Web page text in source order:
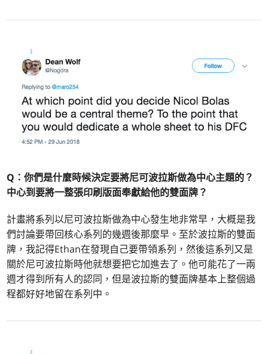
Q：你們是什麼時候決定要將尼可波拉斯做為中心主題的？
中心到要將一整張印刷版面奉獻給他的雙面牌？
計畫將系列以尼可波拉斯做為中心發生地非常早，大概是我
們討論要帶回核心系列的幾週後那麼早。至於波拉斯的雙面
牌，我記得Ethan在發現自己要帶領系列，然後這系列又是
關於尼可波拉斯時他就想要把它加進去了。他可能花了一兩
週才得到所有人的認同，但是波拉斯的雙面牌基本上整個過
程都好好地留在系列中。